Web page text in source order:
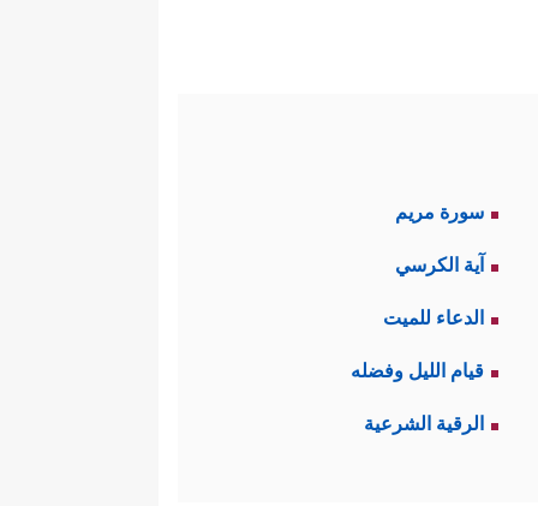
سورة مريم
آية الكرسي
الدعاء للميت
قيام الليل وفضله
الرقية الشرعية